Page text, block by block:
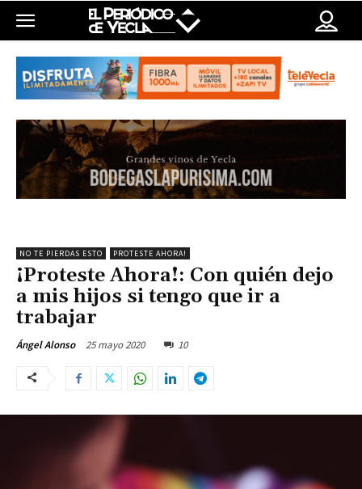
NO TE PIERDAS ESTO PROTESTE AHORA!
¡Proteste Ahora!: Con quién dejo
a mis hijos si tengo que ir a
trabajar
Ángel Alonso 25 mayo 2020 10